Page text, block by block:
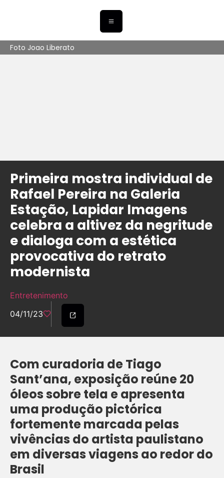
Foto Joao Liberato
Primeira mostra individual de
Rafael Pereira na Galeria
Estação, Lapidar Imagens
celebra a altivez da negritude
e dialoga com a estética
provocativa do retrato
modernista
Entretenimento
04/11/23
Com curadoria de Tiago
Sant’ana, exposição reúne 20
óleos sobre tela e apresenta
uma produção pictórica
fortemente marcada pelas
vivências do artista paulistano
em diversas viagens ao redor do
Brasil